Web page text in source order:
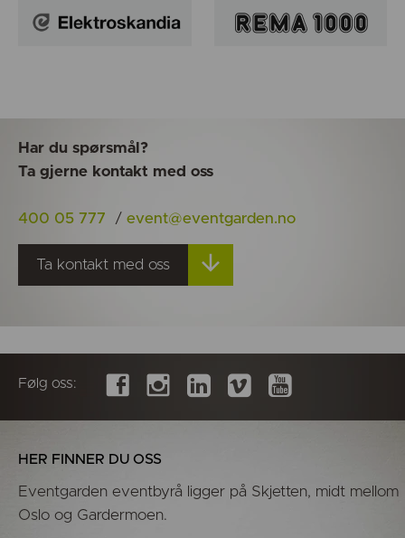
Har du spørsmål?
Ta gjerne kontakt med oss
400 05 777 / event@eventgarden.no
Ta kontakt med oss
Følg oss:
HER FINNER DU OSS
Eventgarden eventbyrå ligger på Skjetten, midt mellom
Oslo og Gardermoen.